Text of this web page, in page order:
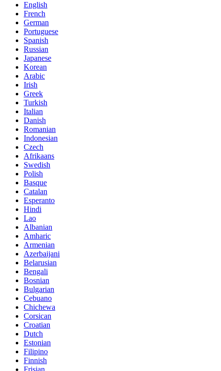
English
French
German
Portuguese
Spanish
Russian
Japanese
Korean
Arabic
Irish
Greek
Turkish
Italian
Danish
Romanian
Indonesian
Czech
Afrikaans
Swedish
Polish
Basque
Catalan
Esperanto
Hindi
Lao
Albanian
Amharic
Armenian
Azerbaijani
Belarusian
Bengali
Bosnian
Bulgarian
Cebuano
Chichewa
Corsican
Croatian
Dutch
Estonian
Filipino
Finnish